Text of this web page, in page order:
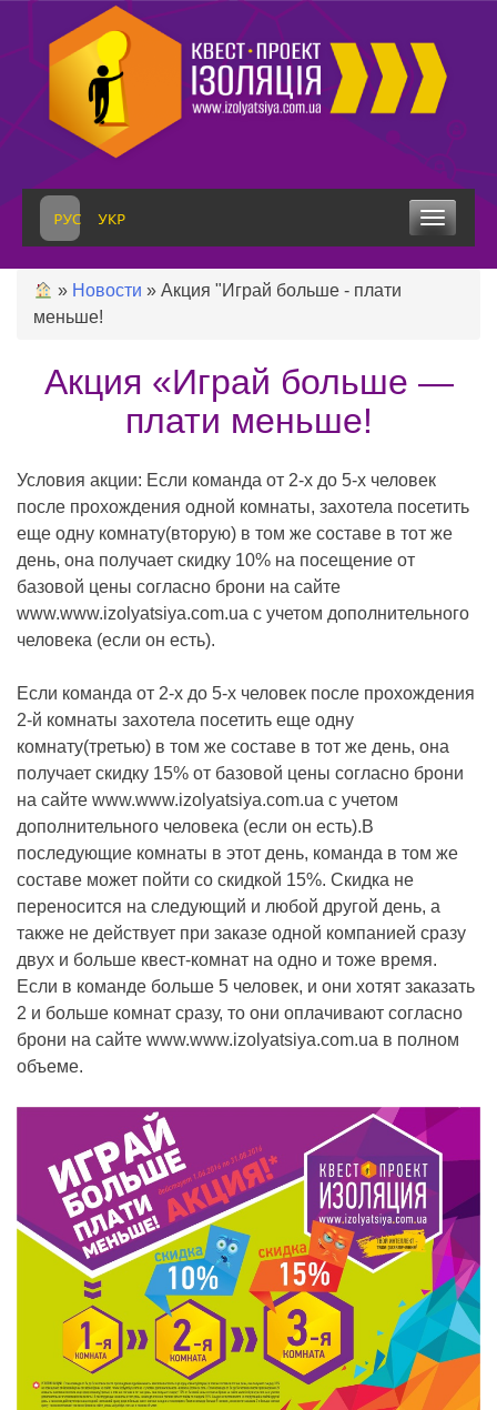
content
Toggle
navigation
» Новости »Акция "Играй больше - плати
меньше!
Акция «Играй больше —
плати меньше!
Условия акции: Если команда от 2-х до 5-х человек
после прохождения одной комнаты, захотела посетить
еще одну комнату(вторую) в том же составе в тот же
день, она получает скидку 10% на посещение от
базовой цены согласно брони на сайте
www.www.izolyatsiya.com.ua с учетом дополнительного
человека (если он есть).
Если команда от 2-х до 5-х человек после прохождения
2-й комнаты захотела посетить еще одну
комнату(третью) в том же составе в тот же день, она
получает скидку 15% от базовой цены согласно брони
на сайте www.www.izolyatsiya.com.ua с учетом
дополнительного человека (если он есть).В
последующие комнаты в этот день, команда в том же
составе может пойти со скидкой 15%. Скидка не
переносится на следующий и любой другой день, а
также не действует при заказе одной компанией сразу
двух и больше квест-комнат на одно и тоже время.
Если в команде больше 5 человек, и они хотят заказать
2 и больше комнат сразу, то они оплачивают согласно
брони на сайте www.www.izolyatsiya.com.ua в полном
объеме.